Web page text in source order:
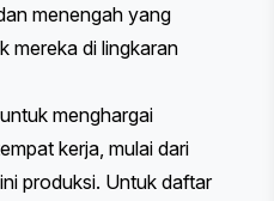
menengah yang
mereka di lingkaran
menghargai
kerja, mulai dari
produksi. Untuk daftar